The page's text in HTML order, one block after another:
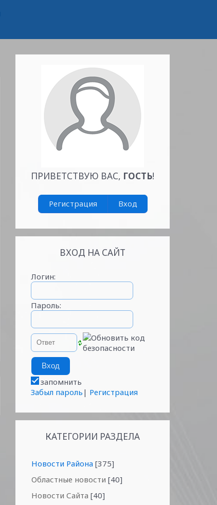
ПРИВЕТСТВУЮ ВАС, ГОСТЬ!
Регистрация Вход
ВХОД НА САЙТ
Логин:
Пароль:
запомнить
Забыл пароль | Регистрация
КАТЕГОРИИ РАЗДЕЛА
Новости Района [375]
Областные новости [40]
Новости Сайта [40]